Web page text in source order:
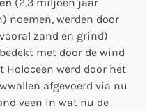
noemen, werden door
zand en grind)
met door de wind
Holoceen werd door het
afgevoerd via nu
veen in wat nu de